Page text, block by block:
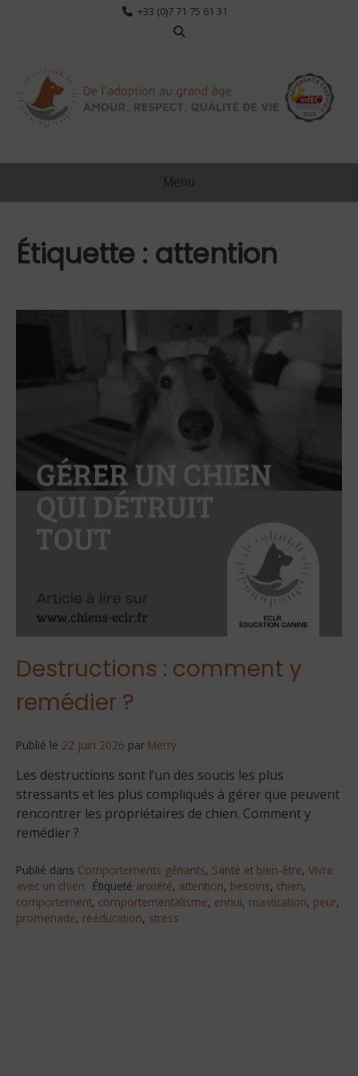
+33 (0)7 71 75 61 31
Menu
Étiquette : attention
Destructions : comment y
remédier ?
Publié le 22 juin 2026 par Merry
Les destructions sont l’un des soucis les plus
stressants et les plus compliqués à gérer que peuvent
rencontrer les propriétaires de chien. Comment y
remédier ?
Publié dans Comportements gênants, Santé et bien-être, Vivre
avec un chien
Étiqueté anxiété, attention, besoins, chien,
comportement, comportementalisme, ennui, mastication, peur,
promenade, rééducation, stress